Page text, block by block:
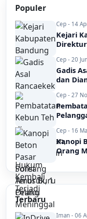
Populer
Cep - 14
Kejari
Direktur
Cep - 20
Gadis
dan
Cep - 27
Cep - 16
Kanopi
Orang
Terbaru
Iman - 06